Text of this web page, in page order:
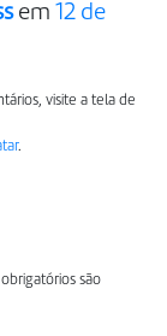
em 12 de
visite a tela de
.
são